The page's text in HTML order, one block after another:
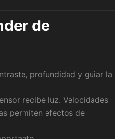
de
profundidad y guiar la
recibe luz. Velocidades
permiten efectos de